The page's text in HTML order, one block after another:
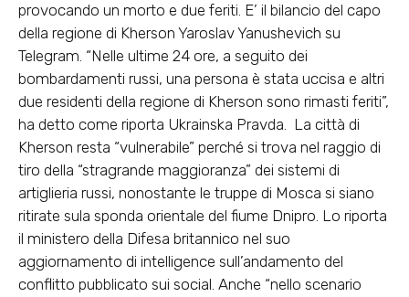
provocando un morto e due feriti. E’ il bilancio del capo
della regione di Kherson Yaroslav Yanushevich su
Telegram. “Nelle ultime 24 ore, a seguito dei
bombardamenti russi, una persona è stata uccisa e altri
due residenti della regione di Kherson sono rimasti feriti”,
ha detto come riporta Ukrainska Pravda. La città di
Kherson resta “vulnerabile” perché si trova nel raggio di
tiro della “stragrande maggioranza” dei sistemi di
artiglieria russi, nonostante le truppe di Mosca si siano
ritirate sula sponda orientale del fiume Dnipro. Lo riporta
il ministero della Difesa britannico nel suo
aggiornamento di intelligence sull’andamento del
conflitto pubblicato sui social. Anche “nello scenario